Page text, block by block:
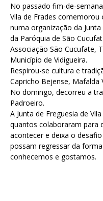
No passado fim-de-
Vila de Frades comemorou
numa organização da
da Paróquia de São
Associação São Cucufate,
Município de Vidigueira.
Respirou-se cultura e
Capricho Bejense, Mafalda
No domingo, decorreu a
Padroeiro.
A Junta de Freguesia de
quantos colaboraram para
acontecer e deixa o
possam regressar da
conhecemos e gostamos.